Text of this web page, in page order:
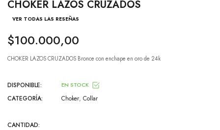
CHOKER LAZOS CRUZADOS
VER TODAS LAS RESEÑAS
$100.000,00
CHOKER LAZOS CRUZADOS Bronce con enchape en oro de 24k
DISPONIBLE: EN STOCK
CATEGORÍA: Choker, Collar
CANTIDAD: